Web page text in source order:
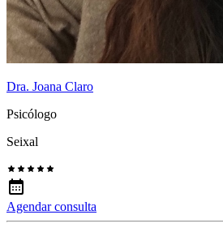
Dra. Joana Claro
Psicólogo
Seixal
Agendar consulta